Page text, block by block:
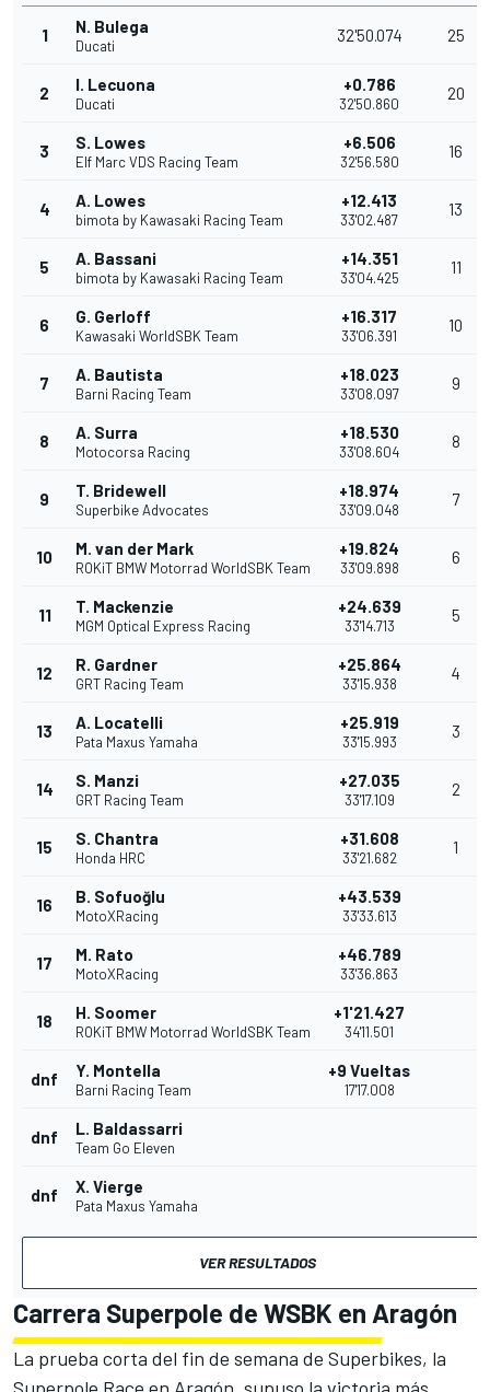
1 N. Bulega
Ducati
32'50.074 25
2 I. Lecuona
Ducati
+0.786
32'50.860
20
3 S. Lowes
Elf Marc VDS Racing Team
+6.506
32'56.580
16
4 A. Lowes
bimota by Kawasaki Racing Team
+12.413
33'02.487
13
5 A. Bassani
bimota by Kawasaki Racing Team
+14.351
33'04.425
11
6 G. Gerloff
Kawasaki WorldSBK Team
+16.317
33'06.391
10
7 A. Bautista
Barni Racing Team
+18.023
33'08.097
9
8 A. Surra
Motocorsa Racing
+18.530
33'08.604
8
9 T. Bridewell
Superbike Advocates
+18.974
33'09.048
7
10 M. van der Mark
ROKiT BMW Motorrad WorldSBK Team
+19.824
33'09.898
6
11 T. Mackenzie
MGM Optical Express Racing
+24.639
33'14.713
5
12 R. Gardner
GRT Racing Team
+25.864
33'15.938
4
13 A. Locatelli
Pata Maxus Yamaha
+25.919
33'15.993
3
14 S. Manzi
GRT Racing Team
+27.035
33'17.109
2
15 S. Chantra
Honda HRC
+31.608
33'21.682
1
16 B. Sofuoğlu
MotoXRacing
+43.539
33'33.613
17 M. Rato
MotoXRacing
+46.789
33'36.863
18 H. Soomer
ROKiT BMW Motorrad WorldSBK Team
+1'21.427
34'11.501
dnf Y. Montella
Barni Racing Team
+9 Vueltas
17'17.008
dnf L. Baldassarri
Team Go Eleven
dnf X. Vierge
Pata Maxus Yamaha
VER RESULTADOS
Carrera Superpole de WSBK en Aragón
La prueba corta del fin de semana de Superbikes, la